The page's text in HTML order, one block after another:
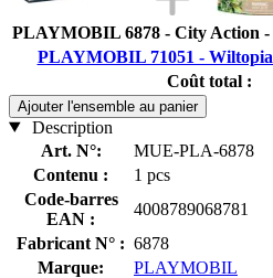
PLAYMOBIL 6878 - City Action -
PLAYMOBIL 71051 -
Coût total :
Ajouter l'ensemble au panier
Description
Art. N°:
MUE-PLA-6878
Contenu :
1 pcs
Code-barres
EAN :
4008789068781
Fabricant N° : 6878
Marque:
PLAYMOBIL